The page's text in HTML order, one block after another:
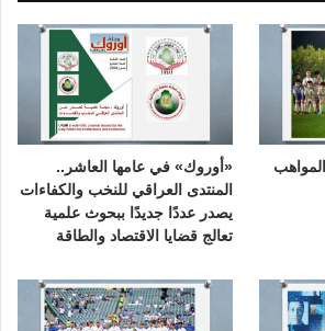
«أوروك» في عامها العاشر..
المنتدى العراقي للنخب والكفاءات
يصدر عددًا جديدًا ببحوث علمية
تعالج قضايا الاقتصاد والطاقة